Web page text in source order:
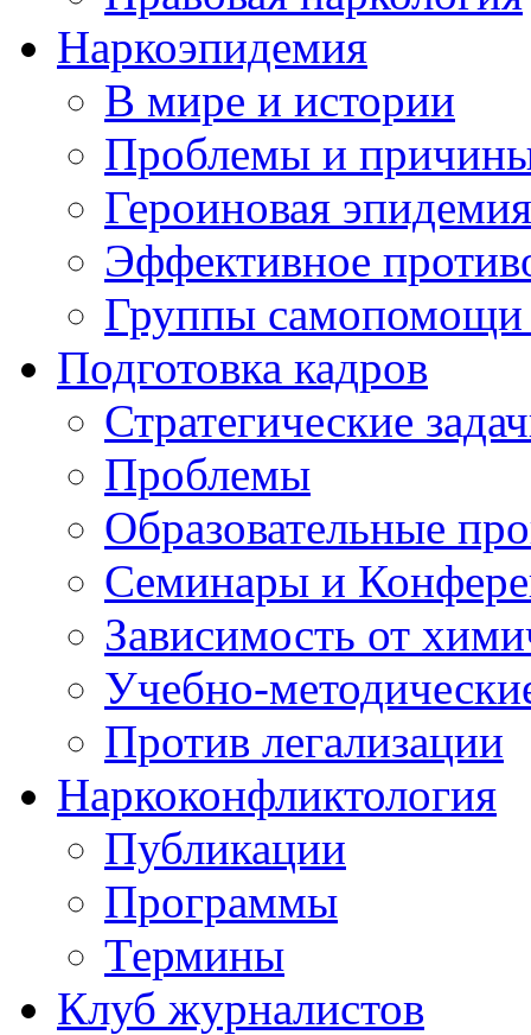
Наркоэпидемия
В мире и истории
Проблемы и
Героиновая эпидемия
Эффективное
Группы самопомощи
Подготовка кадров
Стратегические
Проблемы
Образовательные
Семинары и
Зависимость от
Учебно-
Против легализации
Наркоконфликтология
Публикации
Программы
Термины
Клуб журналистов